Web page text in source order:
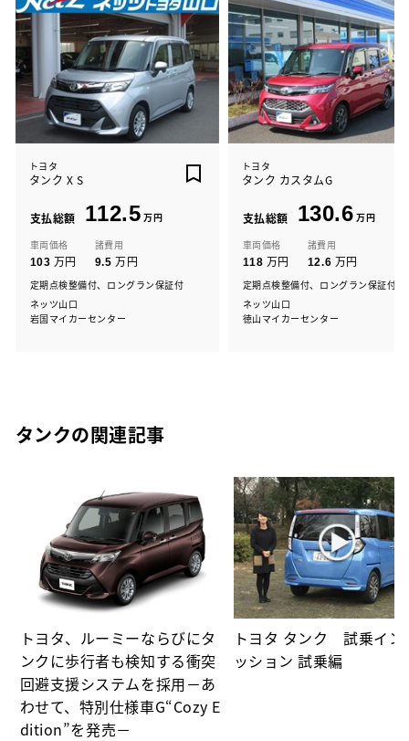
トヨタ
タンク X S
支払総額 112.5 万円
車両価格
103 万円
諸費用
9.5 万円
定期点検整備付、ロングラン保証付
ネッツ山口
岩国マイカーセンター
トヨタ
タンク カスタムG
支払総額 130.6 万円
車両価格
118 万円
諸費用
12.6 万円
定期点検整備付、ロングラン保証付
ネッツ山口
徳山マイカーセンター
タンクの関連記事
トヨタ、ルーミーならびにタ
ンクに歩行者も検知する衝突
回避支援システムを採用－あ
わせて、特別仕様車G“Cozy E
dition”を発売－
トヨタ タンク 試乗イン
ッション 試乗編